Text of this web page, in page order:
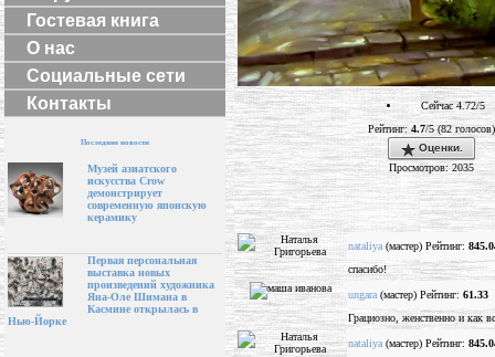
Гостевая книга
О нас
Социальные сети
Контакты
Последние новости
Музей азиатского
искусства Crow
демонстрирует
современную японскую
керамику
Первая персональная
выставка новых
произведений художника
Яна-Оле Шимана в
Касмине открылась в
Нью-Йорке
Сейчас 4.72/5
Рейтинг: 4.7/5 (82 голосов)
Оценки.
Просмотров: 2035
nataliya (мастер) Рейтинг:
спасибо!
ungara (мастер) Рейтинг: 61.33
Грациозно, женственно и как
nataliya (мастер) Рейтинг: